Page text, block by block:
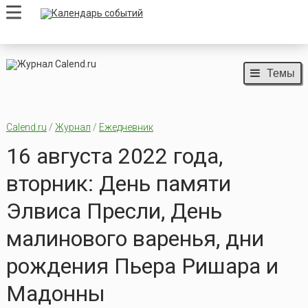
Темы
Calend.ru / Журнал / Ежедневник
16 августа 2022 года,
вторник: День памяти
Элвиса Пресли, День
малинового варенья, дни
рождения Пьера Ришара и
Мадонны